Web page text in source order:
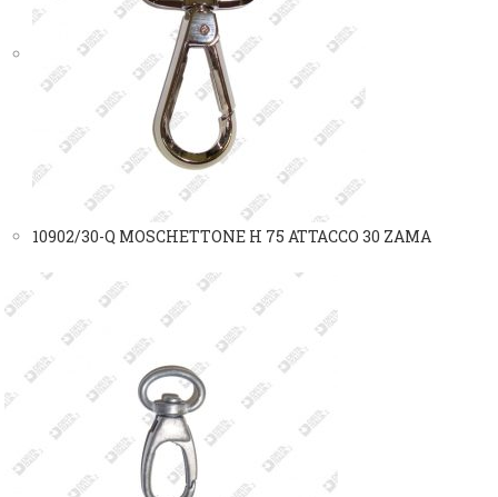
10902/30-Q MOSCHETTONE H 75 ATTACCO 30 ZAMA